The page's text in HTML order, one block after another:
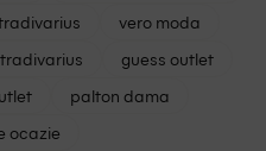
vero moda
guess outlet
palton dama
ocazie